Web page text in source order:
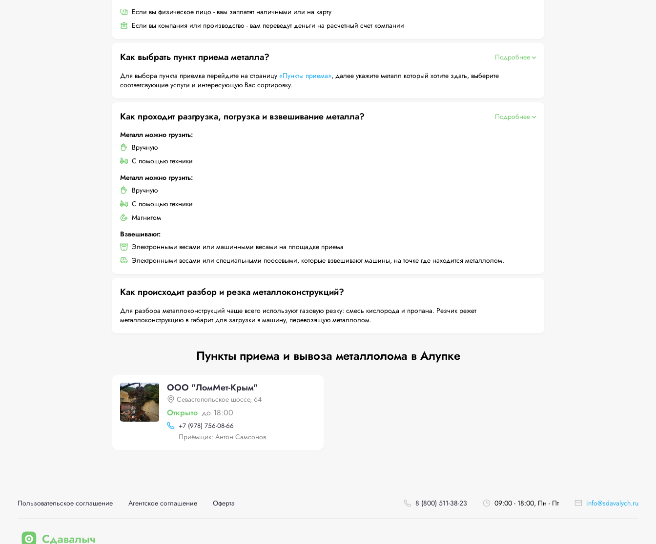
Если вы физическое лицо - вам заплатят наличными или на карту
Если вы компания или производство - вам переведут деньги на расчетный счет компании
Как выбрать пункт приема металла?
Подробнее
Для выбора пункта приемка перейдите на страницу «Пункты приема», далее укажите металл который хотите здать, выберите
соответсвующие услуги и интересующую Вас сортировку.
Как проходит разгрузка, погрузка и взвешивание металла?
Подробнее
Металл можно грузить:
Вручную
С помощью техники
Металл можно грузить:
Вручную
С помощью техники
Магнитом
Взвешивают:
Электронными весами или машинными весами на площадке приема
Электронными весами или специальными поосевыми, которые взвешивают машины, на точке где находится металлолом.
Как происходит разбор и резка металлоконструкций?
Для разбора металлоконструкций чаще всего используют газовую резку: смесь кислорода и пропана. Резчик режет
металлоконструкцию в габарит для загрузки в машину, перевозящую металлолом.
Пункты приема и вывоза металлолома в Алупке
ООО "ЛомМет-Крым"
Севастопольское шоссе, 64
Открыто до 18:00
+7 (978) 756-08-66
Приёмщик: Антон Самсонов
Пользовательское соглашение Агентское соглашение Оферта 8 (800) 511-38-23 09:00 - 18:00, Пн - Пт info@sdavalych.ru